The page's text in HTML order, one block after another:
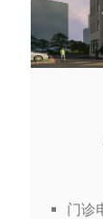
门诊